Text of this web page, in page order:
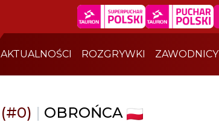
AKTUALNOŚCI ROZGRYWKI ZAWODNICY
(#0) | OBROŃCA